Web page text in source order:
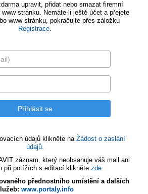
upravit, přidat nebo smazat firemní
stránku. Nemáte-li ještě účet a přejete
www stránku, pokračujte přes záložku
Registrace.
údajů klikněte na Žádost o zaslání
údajů.
záznam, který neobsahuje váš mail ani
při potížích s editací klikněte zde.
přednostního umístění a dalších
www.portaly.info